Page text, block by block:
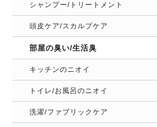
シャンプー/トリートメント
頭皮ケア/スカルプケア
部屋の臭い/生活臭
キッチンのニオイ
トイレ/お風呂のニオイ
洗濯/ファブリックケア